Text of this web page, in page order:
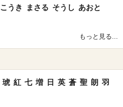
こうき まさる そうし あおと
もっと見る...
琥 紅 七 増 日 英 蒼 聖 朗 羽